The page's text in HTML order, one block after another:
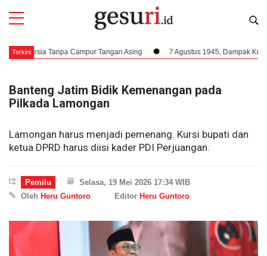
Terkini
Tanpa Campur Tangan Asing 7 Agustus 1945, Dampak Krusial
Banteng Jatim Bidik Kemenangan pada
Pilkada Lamongan
Lamongan harus menjadi pemenang. Kursi bupati dan
ketua DPRD harus diisi kader PDI Perjuangan.
Pemilu
Selasa, 19 Mei 2026 17:34 WIB
Oleh Heru Guntoro Editor Heru Guntoro